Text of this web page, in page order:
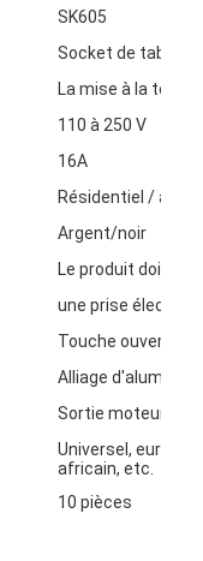
SK605
Socket de table
La mise à la terre
110 à 250 V
16A
Résidentiel / à
Argent/noir
Le produit doit
une prise
Touche ouverte
Alliage
Sortie moteur
Universel,
africain, etc.
10 pièces